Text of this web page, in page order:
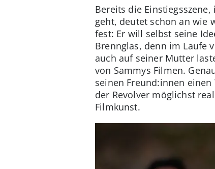
Bereits die
geht, deutet schon an wie
fest: Er will selbst seine
Brennglas, denn im Laufe
auch auf seiner Mutter
von Sammys Filmen.
seinen Freund:innen
der Revolver möglichst
Filmkunst.